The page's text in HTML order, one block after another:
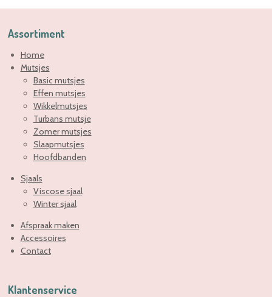
Assortiment
Home
Mutsjes
Basic mutsjes
Effen mutsjes
Wikkelmutsjes
Turbans mutsje
Zomer mutsjes
Slaapmutsjes
Hoofdbanden
Sjaals
Viscose sjaal
Winter sjaal
Afspraak maken
Accessoires
Contact
Klantenservice